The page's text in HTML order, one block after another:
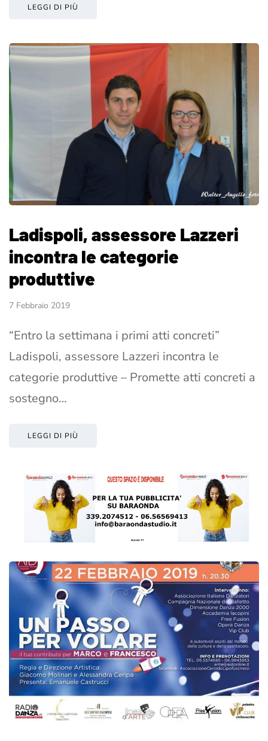
LEGGI DI PIÙ
Ladispoli, assessore Lazzeri
incontra le categorie
produttive
7 Febbraio 2019
“Entro la settimana i primi atti concreti”
Ladispoli, assessore Lazzeri incontra le
categorie produttive – Promette atti concreti a
sostegno…
LEGGI DI PIÙ